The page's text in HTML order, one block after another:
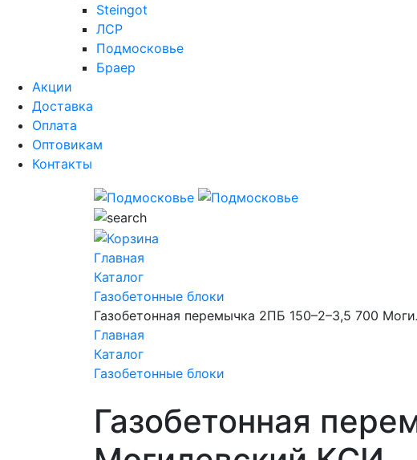
Steingot
ЛСР
Подмосковье
Браер
Акции
Доставка
Оплата
Оптовикам
Контакты
Главная
Каталог
Газобетонные блоки
Газобетонная перемычка 2ПБ 150–2–3,5 700
Главная
Каталог
Газобетонные блоки
Газобетонная